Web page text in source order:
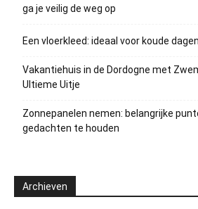
ga je veilig de weg op
Een vloerkleed: ideaal voor koude
Vakantiehuis in de Dordogne met
Ultieme Uitje
Zonnepanelen nemen: belangrijke
gedachten te houden
Archieven